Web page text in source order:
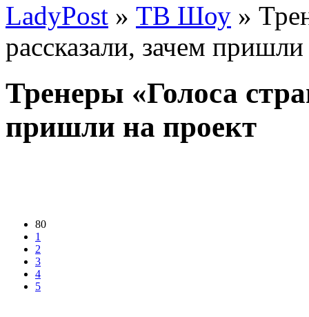
LadyPost » ТВ Шоу »
рассказали, зачем
Тренеры «Голоса
пришли на проект
80
1
2
3
4
5